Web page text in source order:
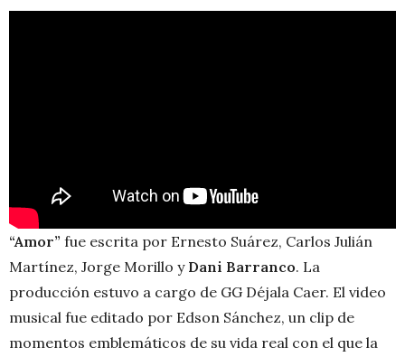
“Amor” fue escrita por Ernesto Suárez, Carlos Julián
Martínez, Jorge Morillo y Dani Barranco. La
producción estuvo a cargo de GG Déjala Caer. El video
musical fue editado por Edson Sánchez, un clip de
momentos emblemáticos de su vida real con el que la